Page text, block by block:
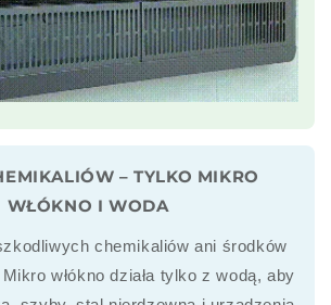
– TYLKO MIKRO
WŁÓKNO I WODA
chemikaliów ani środków
włókno działa tylko z wodą, aby